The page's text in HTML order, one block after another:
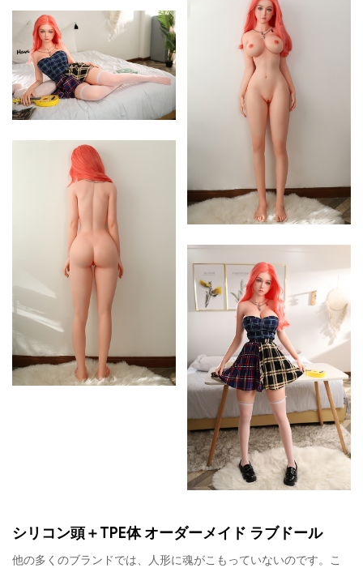
シリコン頭＋TPE体 オーダーメイド ラブドール
他の多くのブランドでは、人形に魂がこもっていないのです。こ